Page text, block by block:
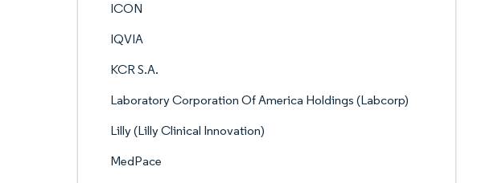
ICON
IQVIA
KCR S.A.
Laboratory Corporation Of America Holdings (Labcorp)
Lilly (Lilly Clinical Innovation)
MedPace